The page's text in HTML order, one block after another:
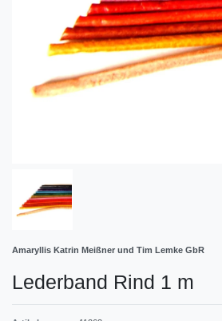
Amaryllis Katrin Meißner und Tim Lemke GbR
Lederband Rind 1 m